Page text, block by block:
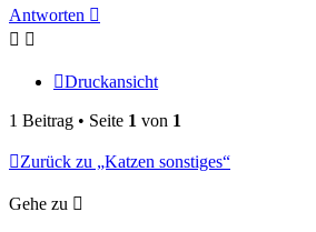
Antworten
Druckansicht
1 Beitrag • Seite 1 von 1
Zurück zu „Katzen sonstiges“
Gehe zu